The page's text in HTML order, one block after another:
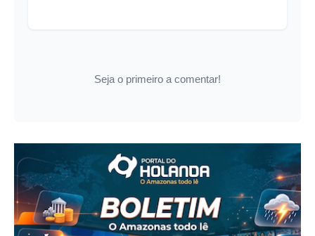
Seja o primeiro a comentar!